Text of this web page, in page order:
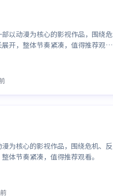
以动漫为核心的影视作品，围绕危
开，整体节奏紧凑，值得推荐观
为核心的影视作品，围绕危机、反
体节奏紧凑，值得推荐观看。